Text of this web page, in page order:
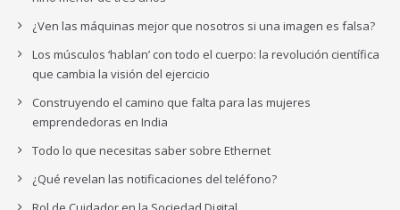
¿Ven las máquinas mejor que nosotros si una imagen es falsa?
Los músculos ‘hablan’ con todo el cuerpo: la revolución científica
que cambia la visión del ejercicio
Construyendo el camino que falta para las mujeres
emprendedoras en India
Todo lo que necesitas saber sobre Ethernet
¿Qué revelan las notificaciones del teléfono?